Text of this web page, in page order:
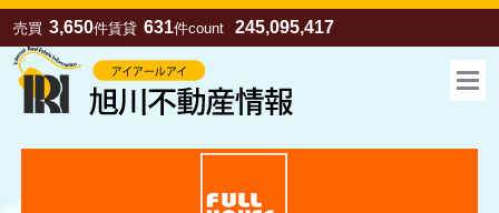
売買 3,650件賃貸 631件count 245,095,417